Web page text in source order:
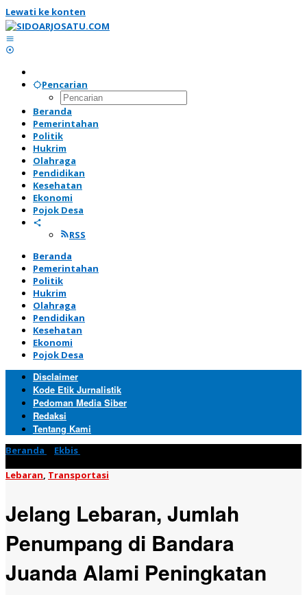
Lewati ke konten
Pencarian
Beranda
Pemerintahan
Politik
Hukrim
Olahraga
Pendidikan
Kesehatan
Ekonomi
Pojok Desa
RSS
Beranda
Pemerintahan
Politik
Hukrim
Olahraga
Pendidikan
Kesehatan
Ekonomi
Pojok Desa
Disclaimer
Kode Etik Jurnalistik
Pedoman Media Siber
Redaksi
Tentang Kami
Beranda Ekbis
Lebaran, Transportasi
Jelang Lebaran, Jumlah
Penumpang di Bandara
Juanda Alami Peningkatan